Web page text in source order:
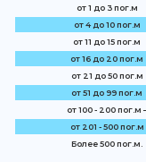
от 1 до 3 пог.м
от 4 до 10 пог.м
от 11 до 15 пог.м
от 16 до 20 пог.м
от 21 до 50 пог.м
от 51 до 99 пог.м
от 100 - 200 пог.м
от 201 - 500 пог.м
Более 500 пог.м.